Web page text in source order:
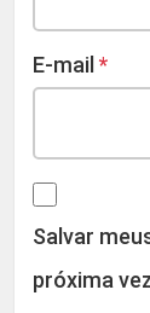
E-mail *
Salvar
próxima